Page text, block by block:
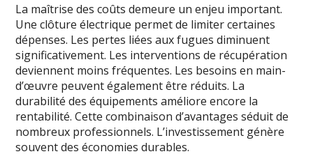
La maîtrise des coûts demeure un enjeu important.
Une clôture électrique permet de limiter certaines
dépenses. Les pertes liées aux fugues diminuent
significativement. Les interventions de récupération
deviennent moins fréquentes. Les besoins en main-
d’œuvre peuvent également être réduits. La
durabilité des équipements améliore encore la
rentabilité. Cette combinaison d’avantages séduit de
nombreux professionnels. L’investissement génère
souvent des économies durables.